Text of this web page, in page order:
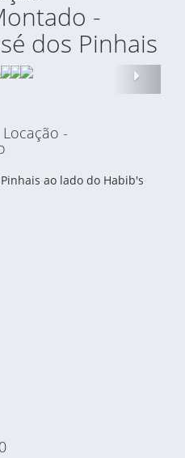
-
dos Pinhais
-
ao lado do Habib's